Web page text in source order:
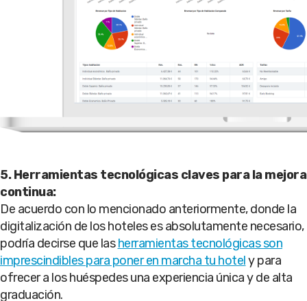
5. Herramientas tecnológicas claves para la mejora
continua:
De acuerdo con lo mencionado anteriormente, donde la
digitalización de los hoteles es absolutamente necesario,
podría decirse que lasherramientas tecnológicas son
imprescindibles para poner en marcha tu hotely para
ofrecer a los huéspedes una experiencia única y de alta
graduación.